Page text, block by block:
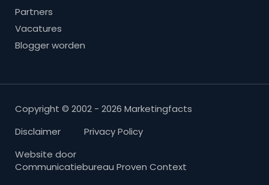
Partners
Vacatures
Blogger worden
Copyright © 2002 - 2026 Marketingfacts
Disclaimer
Privacy Policy
Website door
Communicatiebureau Proven Context